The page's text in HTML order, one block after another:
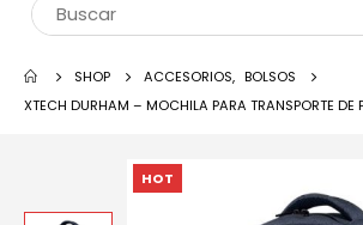
SHOP ACCESORIOS, BOLSOS
XTECH DURHAM – MOCHILA PARA TRANSPORTE DE
HOT